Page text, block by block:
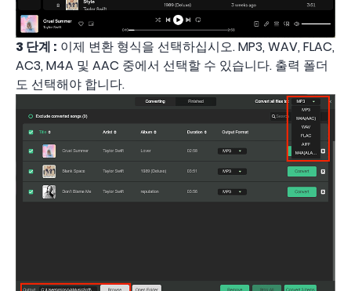
3 단계 : 이제 변환 형식을 선택하십시오. MP3, WAV, FLAC,
AC3, M4A 및 AAC 중에서 선택할 수 있습니다. 출력 폴더
도 선택해야 합니다.